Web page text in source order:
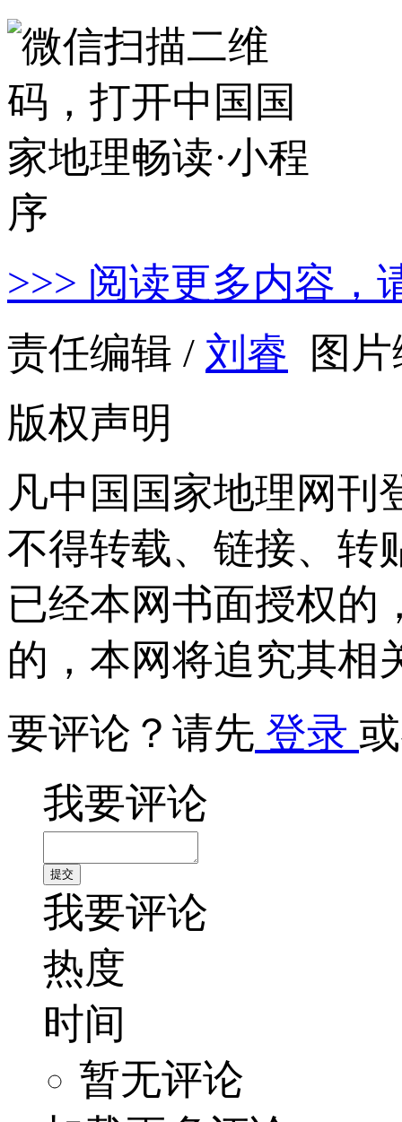
>>> 阅读更多内容，
责任编辑 / 刘睿 图
版权声明
凡中国国家地理网刊
不得转载、链接、转
已经本网书面授权的
的，本网将追究其相
要评论？请先 登录
我要评论
我要评论
热度
时间
暂无评论